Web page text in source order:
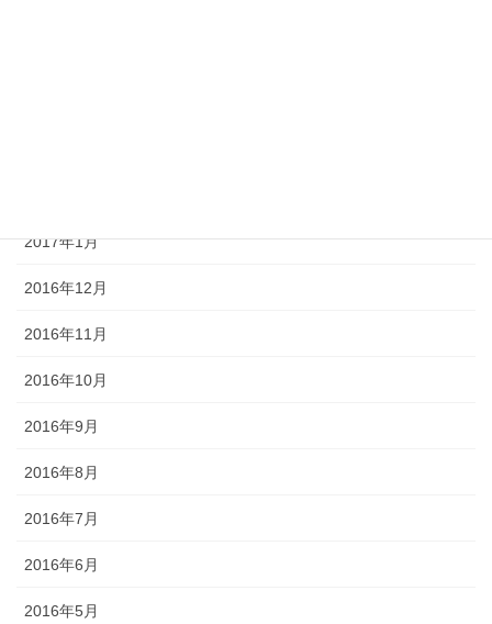
2017年1月
2016年12月
2016年11月
2016年10月
2016年9月
2016年8月
2016年7月
2016年6月
2016年5月